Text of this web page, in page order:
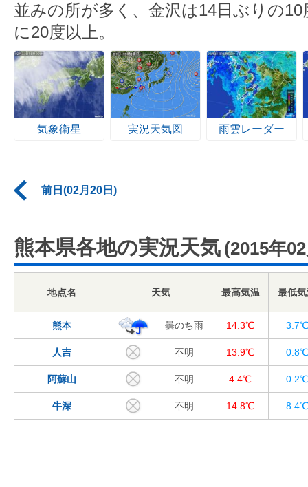
並みの所が多く、金沢は14日ぶりの
に20度以上。
気象衛星 実況天気図 雨雲レーダー
前日(02月20日)
熊本県各地の実況天気 (2015年
地点名 天気 最高気温 最低
熊本 曇のち雨 14.3℃ 3.7℃
人吉 不明 13.9℃ 0.8℃
阿蘇山 不明 4.4℃ 0.2℃
牛深 不明 14.8℃ 8.4℃